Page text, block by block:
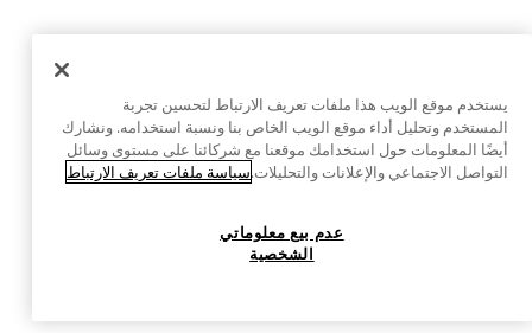
يستخدم موقع الويب هذا ملفات تعريف الارتباط لتحسين تجربة
المستخدم وتحليل أداء موقع الويب الخاص بنا ونسبة استخدامه. ونشارك
أيضًا المعلومات حول استخدامك موقعنا مع شركائنا على مستوى وسائل
التواصل الاجتماعي والإعلانات والتحليلات.سياسة ملفات تعريف الارتباط
عدم بيع معلوماتي
الشخصية